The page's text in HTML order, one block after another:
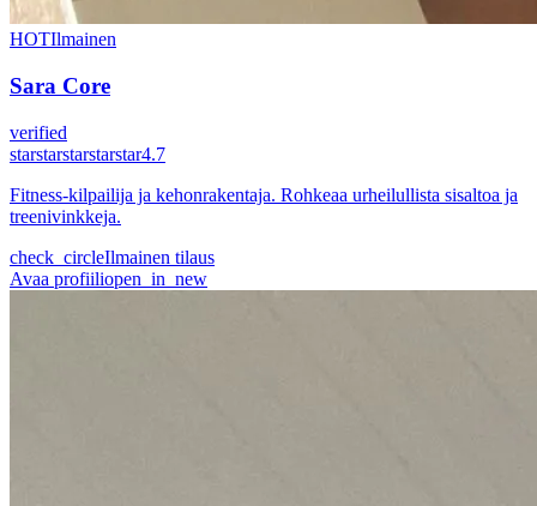
HOTIlmainen
Sara Core
verified
starstarstarstarstar4.7
Fitness-kilpailija ja kehonrakentaja. Rohkeaa urheilullista sisaltoa ja
treenivinkkeja.
check_circleIlmainen tilaus
Avaa profiiliopen_in_new